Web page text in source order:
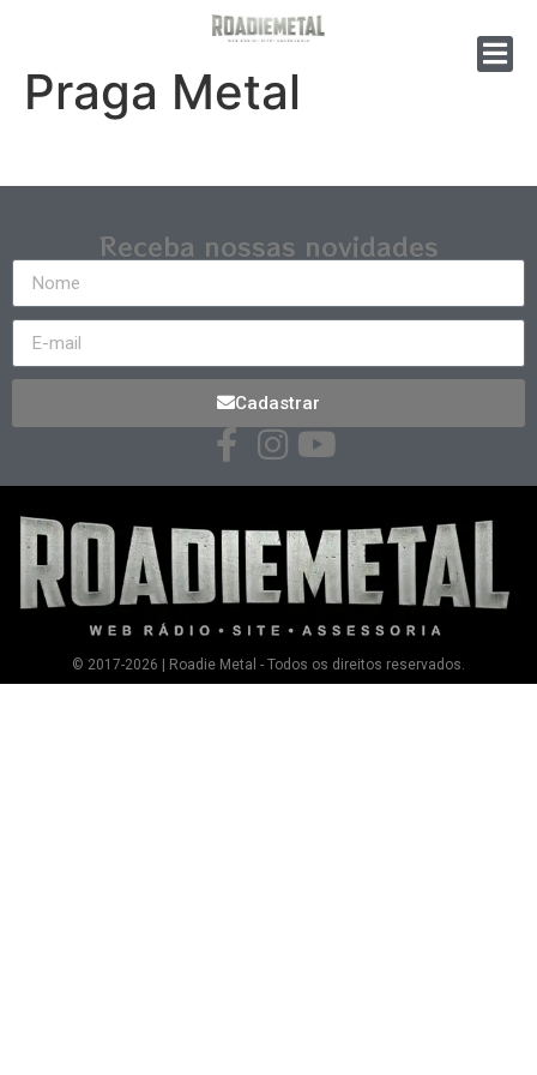
Praga Metal
Receba nossas novidades
Cadastrar
© 2017-2026 | Roadie Metal - Todos os direitos reservados.